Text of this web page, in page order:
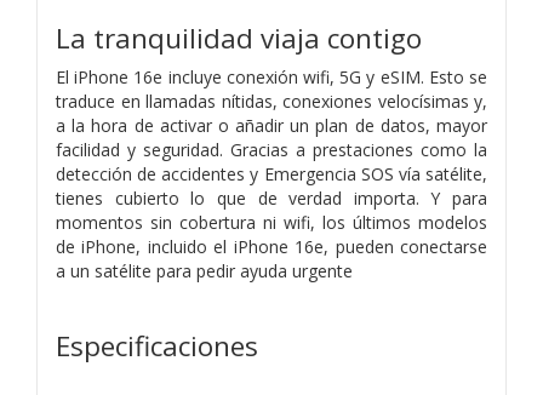
La tranquilidad viaja contigo
El iPhone 16e incluye conexión wifi, 5G y eSIM. Esto se
traduce en llamadas nítidas, conexiones velocísimas y,
a la hora de activar o añadir un plan de datos, mayor
facilidad y seguridad. Gracias a prestaciones como la
detección de accidentes y Emergencia SOS vía satélite,
tienes cubierto lo que de verdad importa. Y para
momentos sin cobertura ni wifi, los últimos modelos
de iPhone, incluido el iPhone 16e, pueden conectarse
a un satélite para pedir ayuda urgente
Especificaciones